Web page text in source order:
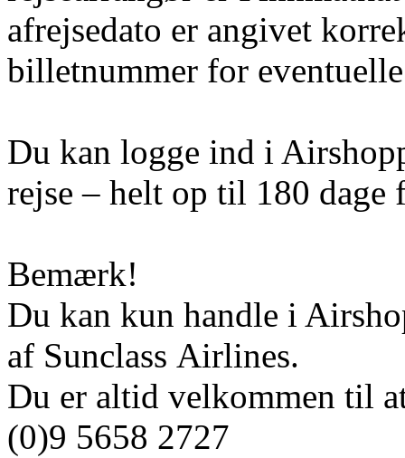
afrejsedato er angivet
billetnummer for
Du kan logge ind i
rejse – helt op til 180 dage
Bemærk!
Du kan kun handle i
af Sunclass Airlines.
Du er altid velkommen til
(0)9 5658 2727